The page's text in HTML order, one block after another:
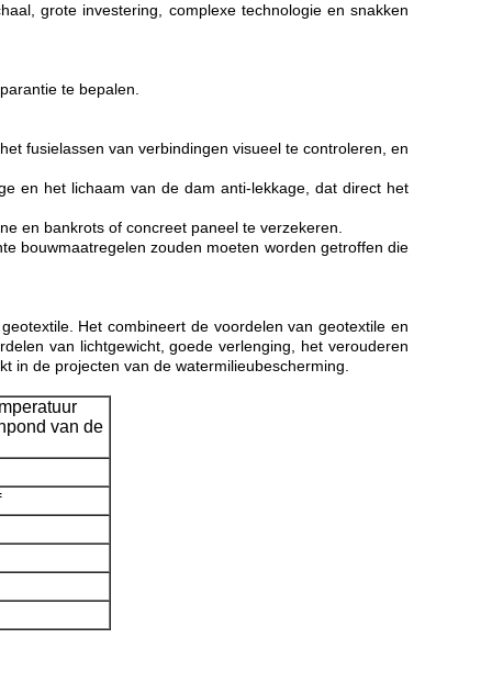
grote investering, complexe technologie en snakken
te bepalen.
fusielassen van verbindingen visueel te controleren, en
en het lichaam van de dam anti-lekkage, dat direct het
en bankrots of concreet paneel te verzekeren.
bouwmaatregelen zouden moeten worden getroffen die
Het combineert de voordelen van geotextile en
van lichtgewicht, goede verlenging, het verouderen
in de projecten van de watermilieubescherming.
van de